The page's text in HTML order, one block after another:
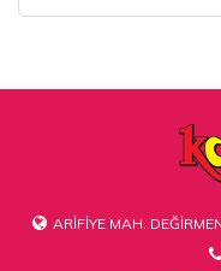
ARİFİYE MAH.